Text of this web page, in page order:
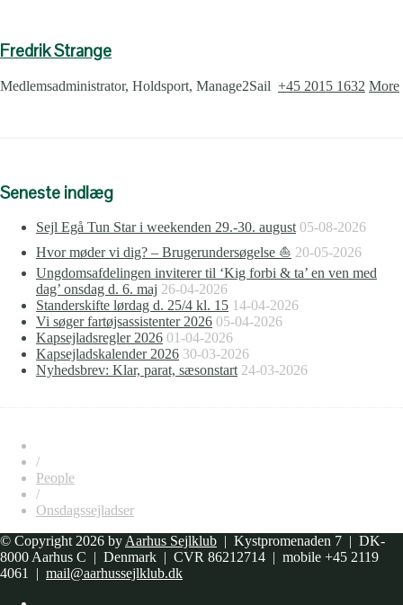
Fredrik Strange
Medlemsadministrator, Holdsport, Manage2Sail +45 2015 1632 More
Seneste indlæg
Sejl Egå Tun Star i weekenden 29.-30. august 05-08-2026
Hvor møder vi dig? – Brugerundersøgelse ⛵ 20-05-2026
Ungdomsafdelingen inviterer til ‘Kig forbi & ta’ en ven med
dag’ onsdag d. 6. maj 26-04-2026
Standerskifte lørdag d. 25/4 kl. 15 14-04-2026
Vi søger fartøjsassistenter 2026 05-04-2026
Kapsejladsregler 2026 01-04-2026
Kapsejladskalender 2026 30-03-2026
Nyhedsbrev: Klar, parat, sæsonstart 24-03-2026
/
People
/
Onsdagssejladser
© Copyright 2026 by Aarhus Sejlklub | Kystpromenaden 7 | DK-
8000 Aarhus C | Denmark | CVR 86212714 | mobile +45 2119
4061 | mail@aarhussejlklub.dk